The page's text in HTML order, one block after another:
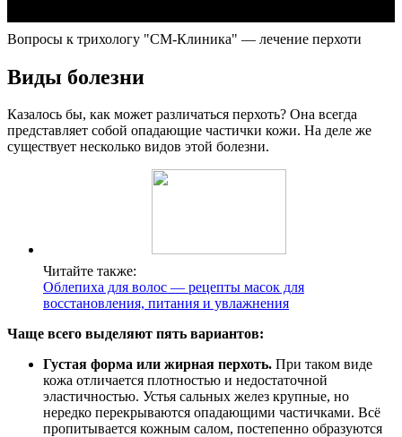
Вопросы к трихологу "СМ-Клиника" — лечение перхоти
Виды болезни
Казалось бы, как может различаться перхоть? Она всегда
представляет собой опадающие частички кожи. На деле же
существует несколько видов этой болезни.
Читайте также:
Облепиха для волос — рецепты масок для
восстановления, питания и увлажнения
Чаще всего выделяют пять вариантов:
Густая форма или жирная перхоть. При таком виде
кожа отличается плотностью и недостаточной
эластичностью. Устья сальных желез крупные, но
нередко перекрываются опадающими частичками. Всё
пропитывается кожным салом, постепенно образуются